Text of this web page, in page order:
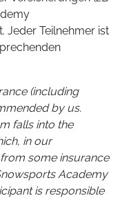
Jeder Teilnehmer ist
(including
by us.
falls into the
in our
some insurance
Academy
is responsible